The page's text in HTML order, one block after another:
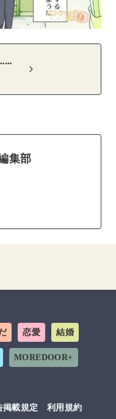
集部
恋愛 結婚
MOREDOOR+
掲載規定 利用規約